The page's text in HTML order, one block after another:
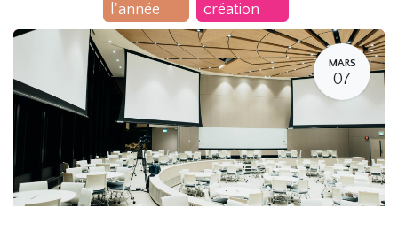
l'année
création
MARS
07